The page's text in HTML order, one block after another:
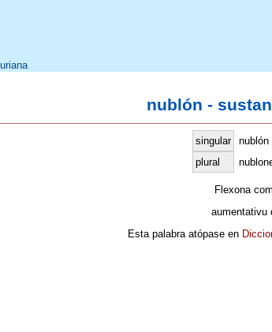
nublón -
singular
nublón
plural
Flexona
aumentativu
Esta palabra atópase en